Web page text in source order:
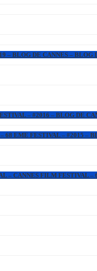
– BLOG DE CANNES – BLOG
– #2016 – BLOG DE
EME FESTIVAL – #2015 –
– CANNES FILM FESTIVAL